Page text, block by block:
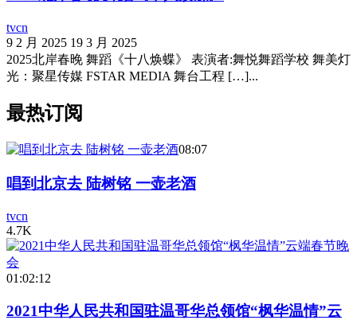
tvcn
9 2 月 2025 19 3 月 2025
2025北岸春晚 舞蹈《十八焕蝶》 表演者:舞悦舞蹈学校 舞美灯
光：聚星传媒 FSTAR MEDIA 舞台工程 […]...
最热订阅
08:07
唱到北京去 陆树铭 一壶老酒
tvcn
4.7K
01:02:12
2021中华人民共和国驻温哥华总领馆“枫华温情”云